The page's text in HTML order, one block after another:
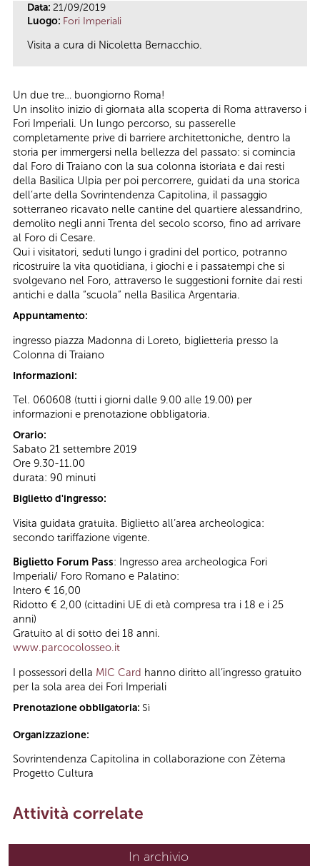
Data: 21/09/2019
Luogo: Fori Imperiali
Visita a cura di Nicoletta Bernacchio.
Un due tre… buongiorno Roma!
Un insolito inizio di giornata alla scoperta di Roma attraverso i
Fori Imperiali. Un lungo percorso, su passerelle
completamente prive di barriere architettoniche, dentro la
storia per immergersi nella bellezza del passato: si comincia
dal Foro di Traiano con la sua colonna istoriata e dai resti
della Basilica Ulpia per poi percorrere, guidati da una storica
dell’arte della Sovrintendenza Capitolina, il passaggio
sotterraneo ricavato nelle cantine del quartiere alessandrino,
demolito negli anni Trenta del secolo scorso, fino ad arrivare
al Foro di Cesare.
Qui i visitatori, seduti lungo i gradini del portico, potranno
ricostruire la vita quotidiana, i giochi e i passatempi che si
svolgevano nel Foro, attraverso le suggestioni fornite dai resti
antichi e dalla “scuola” nella Basilica Argentaria.
Appuntamento:
ingresso piazza Madonna di Loreto, biglietteria presso la
Colonna di Traiano
Informazioni:
Tel. 060608 (tutti i giorni dalle 9.00 alle 19.00) per
informazioni e prenotazione obbligatoria.
Orario:
Sabato 21 settembre 2019
Ore 9.30-11.00
durata: 90 minuti
Biglietto d'ingresso:
Visita guidata gratuita. Biglietto all’area archeologica:
secondo tariffazione vigente.
Biglietto Forum Pass: Ingresso area archeologica Fori
Imperiali/ Foro Romano e Palatino:
Intero € 16,00
Ridotto € 2,00 (cittadini UE di età compresa tra i 18 e i 25
anni)
Gratuito al di sotto dei 18 anni.
www.parcocolosseo.it
I possessori della MIC Card hanno diritto all’ingresso gratuito
per la sola area dei Fori Imperiali
Prenotazione obbligatoria: Sì
Organizzazione:
Sovrintendenza Capitolina in collaborazione con Zètema
Progetto Cultura
Attività correlate
In archivio